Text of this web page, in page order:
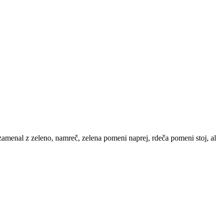
z zeleno, namreč, zelena pomeni naprej, rdeča pomeni stoj, al